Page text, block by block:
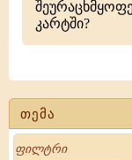
თემა
Search
კარტში?